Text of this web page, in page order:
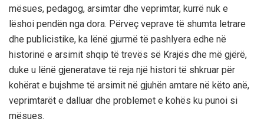
mësues, pedagog, arsimtar dhe veprimtar, kurrë nuk e
lëshoi pendën nga dora. Përveç veprave të shumta letrare
dhe publicistike, ka lënë gjurmë të pashlyera edhe në
historinë e arsimit shqip të trevës së Krajës dhe më gjërë,
duke u lënë gjeneratave të reja një histori të shkruar për
kohërat e bujshme të arsimit në gjuhën amtare në këto anë,
veprimtarët e dalluar dhe problemet e kohës ku punoi si
mësues.